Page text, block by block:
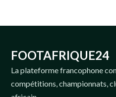
FOOTAFRIQUE24
La plateforme francophone
compétitions, championnats,